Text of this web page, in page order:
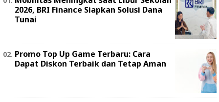
2026, BRI Finance Siapkan Solusi Dana
Tunai
Promo Top Up Game Terbaru: Cara
Dapat Diskon Terbaik dan Tetap Aman